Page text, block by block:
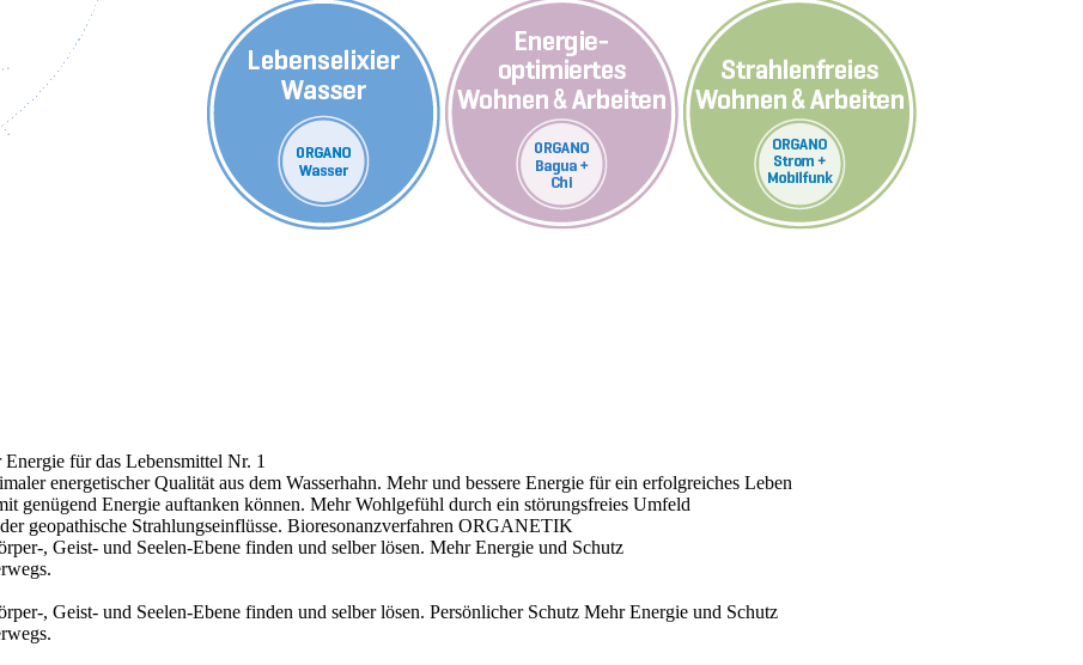
Energie für das Lebensmittel Nr. 1
energetischer Qualität aus dem Wasserhahn. Mehr und bessere Energie für ein erfolgreiches Leben
genügend Energie auftanken können. Mehr Wohlgefühl durch ein störungsfreies Umfeld
geopathische Strahlungseinflüsse. Bioresonanzverfahren ORGANETIK
, Geist- und Seelen-Ebene finden und selber lösen. Mehr Energie und Schutz
, Geist- und Seelen-Ebene finden und selber lösen. Persönlicher Schutz Mehr Energie und Schutz